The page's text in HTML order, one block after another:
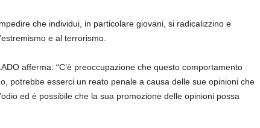
che individui, in particolare giovani, si radicalizzino e
e al terrorismo.
afferma: “C’è preoccupazione che questo comportamento
potrebbe esserci un reato penale a causa delle sue opinioni che
ed è possibile che la sua promozione delle opinioni possa